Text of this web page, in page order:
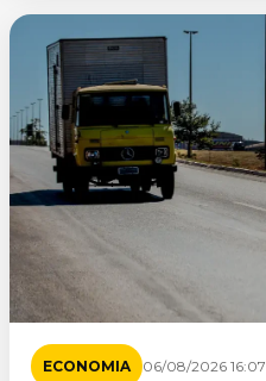
ECONOMIA 06/08/2026 16:07